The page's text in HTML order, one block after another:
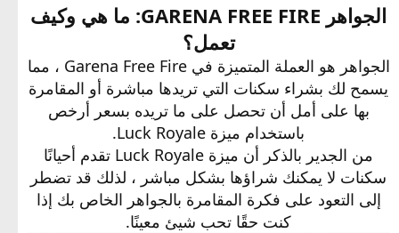
الجواهر GARENA FREE FIRE: ما هي وكيف
تعمل؟
الجواهر هو العملة المتميزة في Garena Free Fire ، مما
يسمح لك بشراء سكنات التي تريدها مباشرة أو المقامرة
بها على أمل أن تحصل على ما تريده بسعر أرخص
باستخدام ميزة Luck Royale.
من الجدير بالذكر أن ميزة Luck Royale تقدم أحيانًا
سكنات لا يمكنك شراؤها بشكل مباشر ، لذلك قد تضطر
إلى التعود على فكرة المقامرة بالجواهر الخاص بك إذا
كنت حقًا تحب شيئ معينًا.